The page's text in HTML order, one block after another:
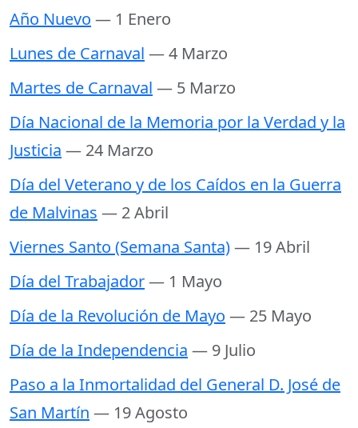
Año Nuevo — 1 Enero
Lunes de Carnaval — 4 Marzo
Martes de Carnaval — 5 Marzo
Día Nacional de la Memoria por la Verdad y la
Justicia — 24 Marzo
Día del Veterano y de los Caídos en la Guerra
de Malvinas — 2 Abril
Viernes Santo (Semana Santa)— 19 Abril
Día del Trabajador— 1 Mayo
Día de la Revolución de Mayo — 25 Mayo
Día de la Independencia — 9 Julio
Paso a la Inmortalidad del General D. José de
San Martín — 19 Agosto